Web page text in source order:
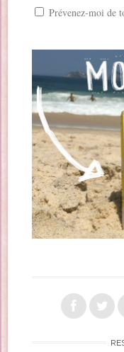
Prévenez-moi de